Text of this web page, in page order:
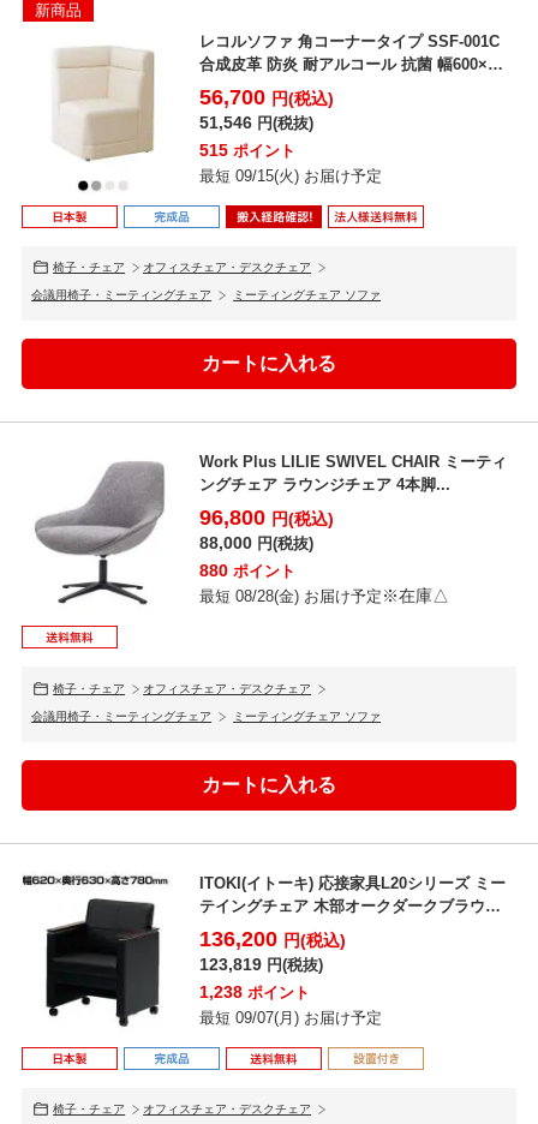
新商品
レコルソファ 角コーナータイプ SSF-001C
合成皮革 防炎 耐アルコール 抗菌 幅600×奥
行...
56,700 円(税込)
51,546 円(税抜)
515 ポイント
最短 09/15(火) お届け予定
椅子・チェア オフィスチェア・デスクチェア
会議用椅子・ミーティングチェア ミーティングチェア ソファ
Work Plus LILIE SWIVEL CHAIR ミーティ
ングチェア ラウンジチェア 4本脚...
96,800 円(税込)
88,000 円(税抜)
880 ポイント
最短 08/28(金) お届け予定 ※在庫△
椅子・チェア オフィスチェア・デスクチェア
会議用椅子・ミーティングチェア ミーティングチェア ソファ
ITOKI(イトーキ) 応接家具L20シリーズ ミー
テイングチェア 木部オークダークブラウン
張地ブ...
136,200 円(税込)
123,819 円(税抜)
1,238 ポイント
最短 09/07(月) お届け予定
椅子・チェア オフィスチェア・デスクチェア